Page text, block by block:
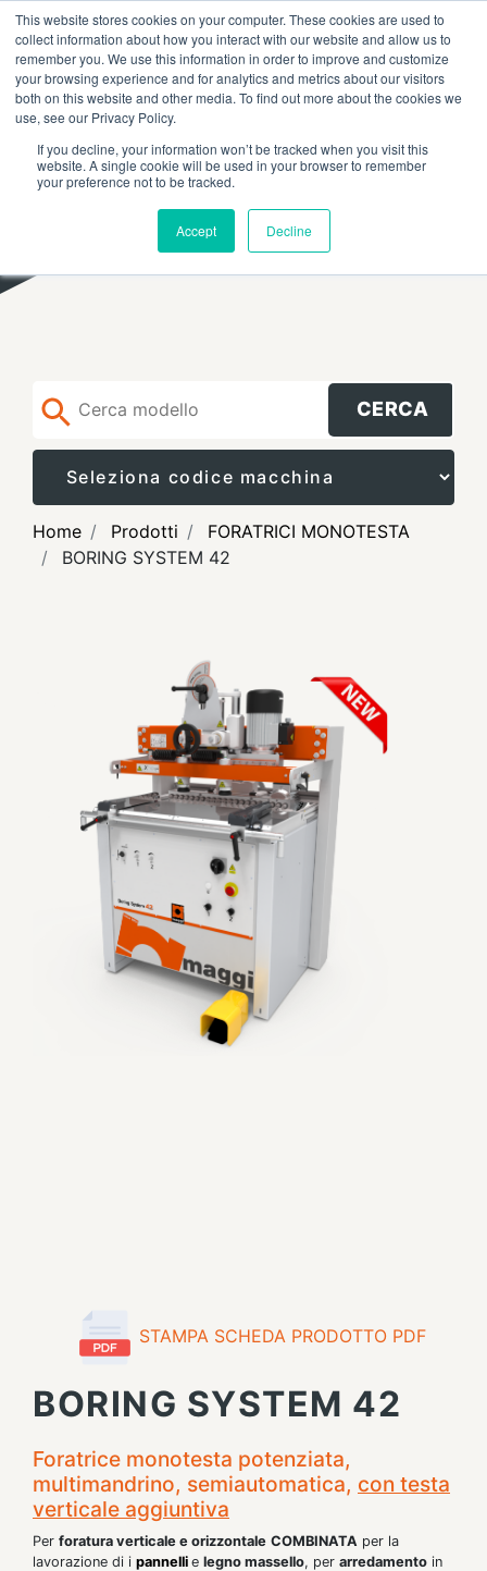
This website stores cookies on your computer. These cookies are used to
collect information about how you interact with our website and allow us to
remember you. We use this information in order to improve and customize
your browsing experience and for analytics and metrics about our visitors
both on this website and other media. To find out more about the cookies we
use, see our Privacy Policy.
If you decline, your information won’t be tracked when you visit this
website. A single cookie will be used in your browser to remember
your preference not to be tracked.
Accept Decline
RICERCA FAQ RIVENDITORI
CERCA
Home Prodotti
FORATRICI MONOTESTA
BORING SYSTEM 42
STAMPA SCHEDA PRODOTTO PDF
BORING SYSTEM 42
Foratrice monotesta potenziata,
multimandrino, semiautomatica, con testa
verticale aggiuntiva
Per foratura verticale e orizzontale COMBINATA per la
lavorazione di i pannelli e legno massello, per arredamento in